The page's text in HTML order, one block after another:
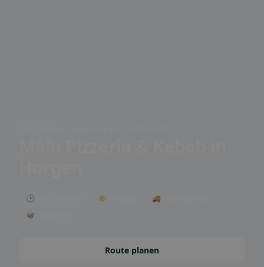
🕒 Jetzt geöffnet 🌤 Terrasse
🚚 Lieferservice
🥡 Takeaway
Route planen